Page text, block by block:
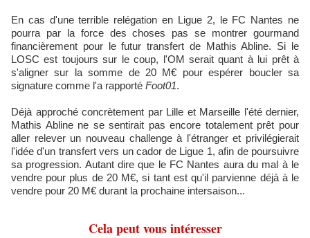
En cas d'une terrible relégation en Ligue 2, le FC Nantes ne
pourra par la force des choses pas se montrer gourmand
financièrement pour le futur transfert de Mathis Abline. Si le
LOSC est toujours sur le coup, l'OM serait quant à lui prêt à
s'aligner sur la somme de 20 M€ pour espérer boucler sa
signature comme l'a rapporté Foot01.
Déjà approché concrètement par Lille et Marseille l'été dernier,
Mathis Abline ne se sentirait pas encore totalement prêt pour
aller relever un nouveau challenge à l'étranger et privilégierait
l'idée d'un transfert vers un cador de Ligue 1, afin de poursuivre
sa progression. Autant dire que le FC Nantes aura du mal à le
vendre pour plus de 20 M€, si tant est qu'il parvienne déjà à le
vendre pour 20 M€ durant la prochaine intersaison...
Cela peut vous intéresser